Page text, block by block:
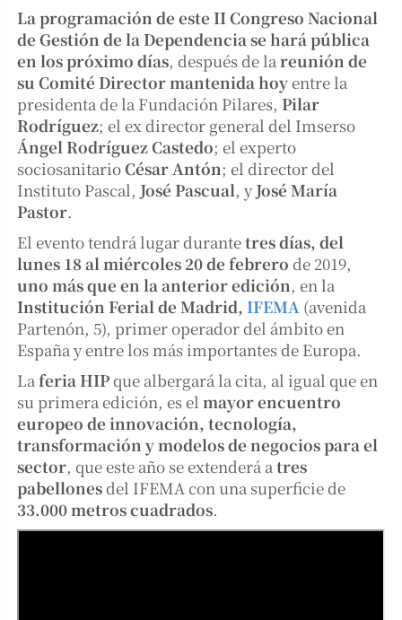
La programación de este II Congreso Nacional
de Gestión de la Dependencia se hará pública
en los próximo días, después de la reunión de
su Comité Director mantenida hoyentre la
presidenta de la Fundación Pilares, Pilar
Rodríguez; el ex director general del Imserso
Ángel Rodríguez Castedo; el experto
sociosanitarioCésar Antón; el director del
Instituto Pascal, José Pascual, yJosé María
Pastor.
El evento tendrá lugar durantetres días, del
lunes 18 al miércoles 20 de febrero de 2019,
uno más que en la anterior edición, en la
Institución Ferial de Madrid, IFEMA (avenida
Partenón, 5), primer operador del ámbito en
España y entre los más importantes de Europa.
La feria HIPque albergará la cita, al igual que en
su primera edición, es el mayor encuentro
europeo de innovación, tecnología,
transformación y modelos de negocios para el
sector, que este año se extenderá a tres
pabellonesdel IFEMA con una superficie de
33.000 metros cuadrados.